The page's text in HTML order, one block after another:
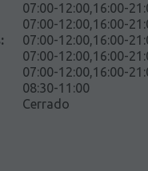
07:00-12:00,16:00-
07:00-12:00,16:00-
:
07:00-12:00,16:00-
07:00-12:00,16:00-
07:00-12:00,16:00-
08:30-11:00
Cerrado